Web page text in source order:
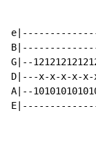
G|--
D|---x-x-x-x-
A|--